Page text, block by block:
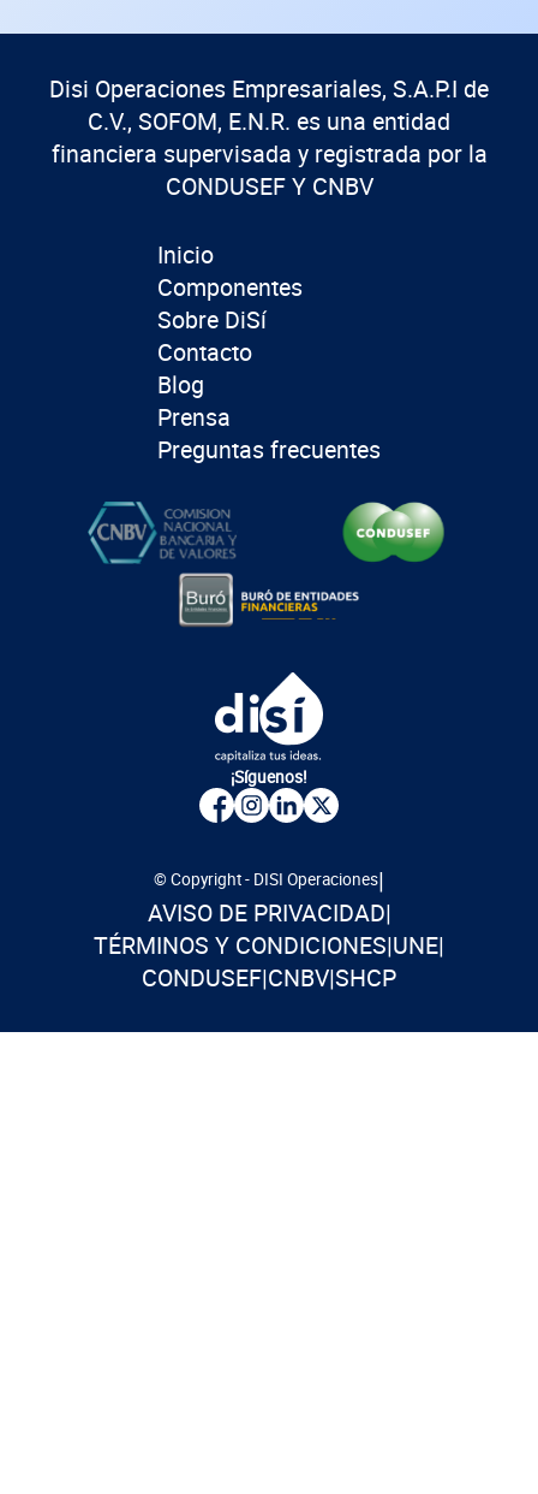
Inicio
Componentes
Sobre DiSí
Contacto
Blog
Prensa
Preguntas frecuentes
Disi Operaciones Empresariales, S.A.P.I de
C.V., SOFOM, E.N.R. es una entidad
financiera supervisada y registrada por la
CONDUSEF Y CNBV
¡Síguenos!
© Copyright - DISI Operaciones|
AVISO DE PRIVACIDAD|
TÉRMINOS Y CONDICIONES|UNE|
CONDUSEF|CNBV|SHCP